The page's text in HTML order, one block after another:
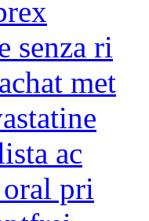
senza ri
met
ac
pri